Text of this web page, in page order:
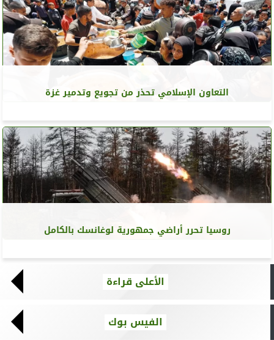
التعاون الإسلامي تحذر من تجويع وتدمير غزة
روسيا تحرر أراضي جمهورية لوغانسك بالكامل
الأعلى قراءة
الفيس بوك